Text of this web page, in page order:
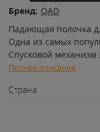
Бренд: QAD
Падающая полочка
Одна из самых
Спусковой механизм
Полное описание
Страна